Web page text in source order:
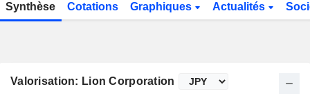
Synthèse Cotations Graphiques Actualités
Valorisation: Lion Corporation